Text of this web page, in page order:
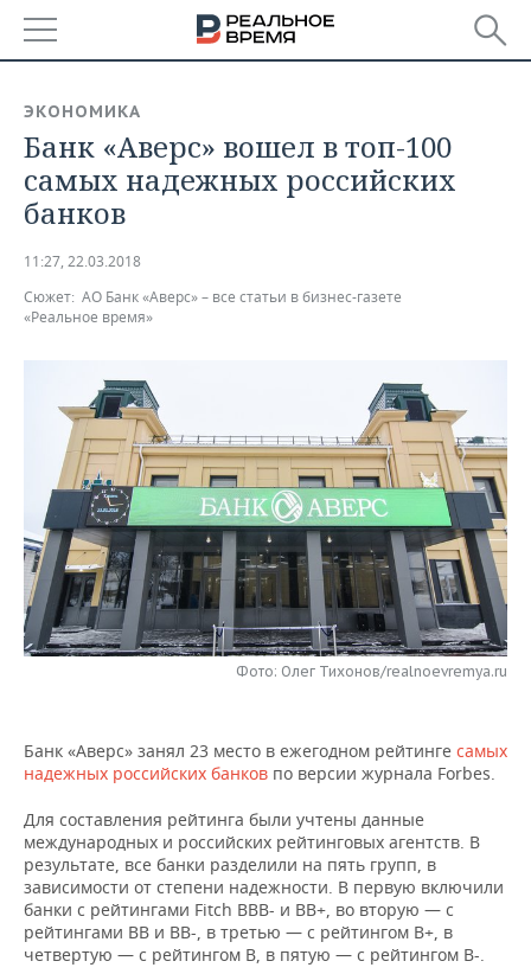
БАШКОРТОСТАН
ТАТАРСТАН
НОВОСТИ
АНАЛИТИКА
ДЕКЛАРАЦИИ О ДОХОДАХ
КОРОЛИ ГОСЗАКАЗА ПФО
ВУЗЫ ТАТАРСТАНА
КОМУ ПРИНАДЛЕЖАТ
ТОРГОВЫЕ ЦЕНТРЫ
ТАТАРСТАНА
НОВОСТИ ЭКОНОМИКИ
ФИНАНСЫ
БАНКИ
БЮДЖЕТ
ИНВЕСТИЦИИ
ПРОМЫШЛЕННОСТЬ
НОВОСТИ
ПРОМЫШЛЕННОСТИ
АГРОПРОМ
МАШИНОСТРОЕНИЕ
НЕФТЕХИМИЯ
НЕФТЬ
ОПК
НЕДВИЖИМОСТЬ
НОВОСТИ НЕДВИЖИМОСТИ
АВТО
НОВОСТИ АВТО
БИЗНЕС
НОВОСТИ БИЗНЕСА
РОЗНИЧНАЯ ТОРГОВЛЯ
ТРАНСПОРТ
ТЕХНОЛОГИИ
НОВОСТИ ТЕХНОЛОГИЙ
IT
МЕРОПРИЯТИЯ
НОВОСТИ МЕРОПРИЯТИЙ
ВЫЕЗДНАЯ РЕДАКЦИЯ
ОТКРЫТАЯ ЛЕКЦИЯ
СПОРТ
БАСКЕТБОЛ
ВОЛЕЙБОЛ
КИБЕРСПОРТ
ИНФРАСТРУКТУРА
ИСТОРИЯ
КУЛЬТУРА
ФОТОГАЛЕРЕЯ
СПРАВОЧНИК
СПИСОК ПЕРСОН
СПИСОК КОМПАНИЙ
ПОЛНАЯ ВЕРСИЯ
ЭКОНОМИКА
Банк «Аверс» вошел в топ-100
самых надежных российских
банков
11:27, 22.03.2018
Сюжет: АО Банк «Аверс» – все статьи в бизнес-газете
«Реальное время»
Фото: Олег Тихонов/realnoevremya.ru
Банк «Аверс» занял 23 место в ежегодном рейтинге самых
надежных российских банков по версии журнала Forbes.
Для составления рейтинга были учтены данные
международных и российских рейтинговых агентств. В
результате, все банки разделили на пять групп, в
зависимости от степени надежности. В первую включили
банки с рейтингами Fitch BBB- и BB+, во вторую — с
рейтингами BB и BB-, в третью — с рейтингом B+, в
четвертую — с рейтингом B, в пятую — с рейтингом B-.